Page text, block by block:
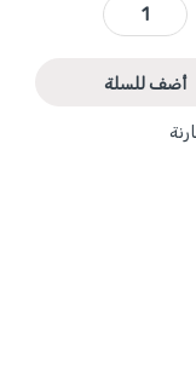
TPBXK0032 - طقم صناديق عدة بلاستيك عدد 3 قياس 14 انش + 17 انش + 20 انش قفل معدن ماركة TOTAL quantity
أضف للسلة